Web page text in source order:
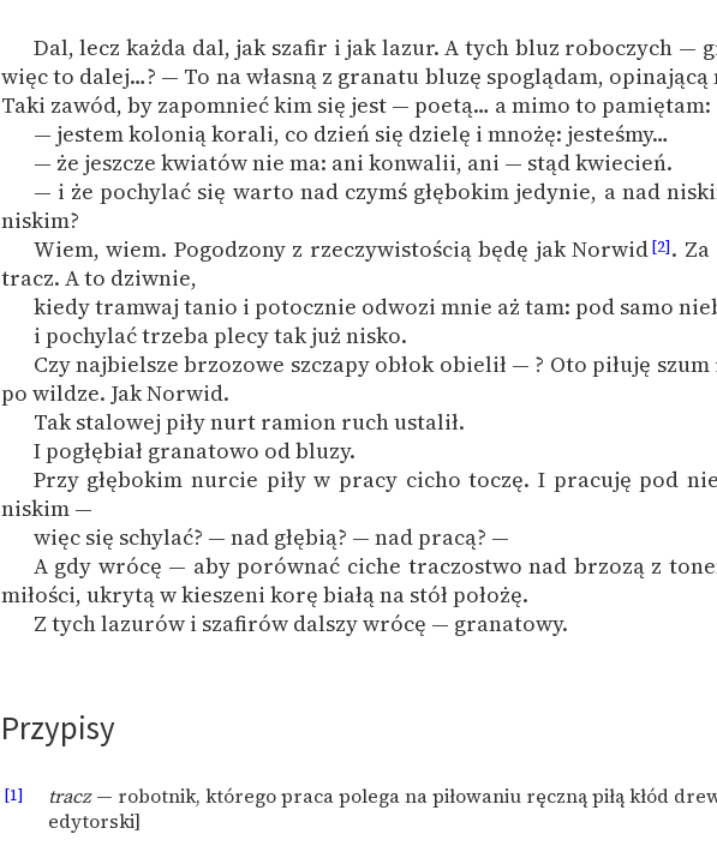
Odkurzamy bohaterów
Szkoła Poezji Wolnych Lektur
Dal, lecz każda dal, jak szafir i jak lazur. A tych bluz roboczych —
więc to dalej…? — To na własną z granatu bluzę spoglądam,
Taki zawód, by zapomnieć kim się jest — poetą… a mimo to pamiętam:
— jestem kolonią korali, co dzień się dzielę i mnożę: jesteśmy…
— że jeszcze kwiatów nie ma: ani konwalii, ani — stąd kwiecień.
— i że pochylać się warto nad czymś głębokim jedynie, a nad
niskim?
Wiem, wiem. Pogodzony z rzeczywistością będę jak Norwid[2].
tracz. A to dziwnie,
kiedy tramwaj tanio i potocznie odwozi mnie aż tam: pod samo
i pochylać trzeba plecy tak już nisko.
Czy najbielsze brzozowe szczapy obłok obielił — ? Oto piłuję
po wildze. Jak Norwid.
Tak stalowej piły nurt ramion ruch ustalił.
I pogłębiał granatowo od bluzy.
Przy głębokim nurcie piły w pracy cicho toczę. I pracuję pod
niskim —
więc się schylać? — nad głębią? — nad pracą? —
A gdy wrócę — aby porównać ciche traczostwo nad brzozą z
miłości, ukrytą w kieszeni korę białą na stół położę.
Z tych lazurów i szafirów dalszy wrócę — granatowy.
Przypisy
[1] tracz— robotnik, którego praca polega na piłowaniu ręczną piłą kłód
edytorski]